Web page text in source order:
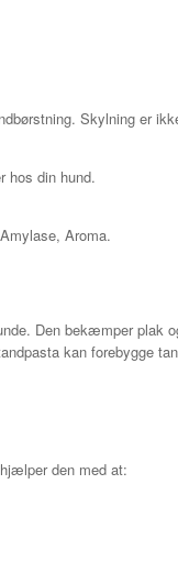
Skylning er
hos din hund.
Aroma.
Den bekæmper plak
kan forebygge
den med at: